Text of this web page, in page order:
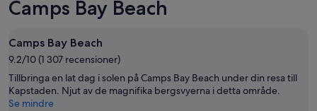
Camps Bay Beach
Camps Bay Beach
9.2/10 (1 307 recensioner)
Tillbringa en lat dag i solen på Camps Bay Beach under din resa till
Kapstaden. Njut av de magnifika bergsvyerna i detta område.
Se mindre